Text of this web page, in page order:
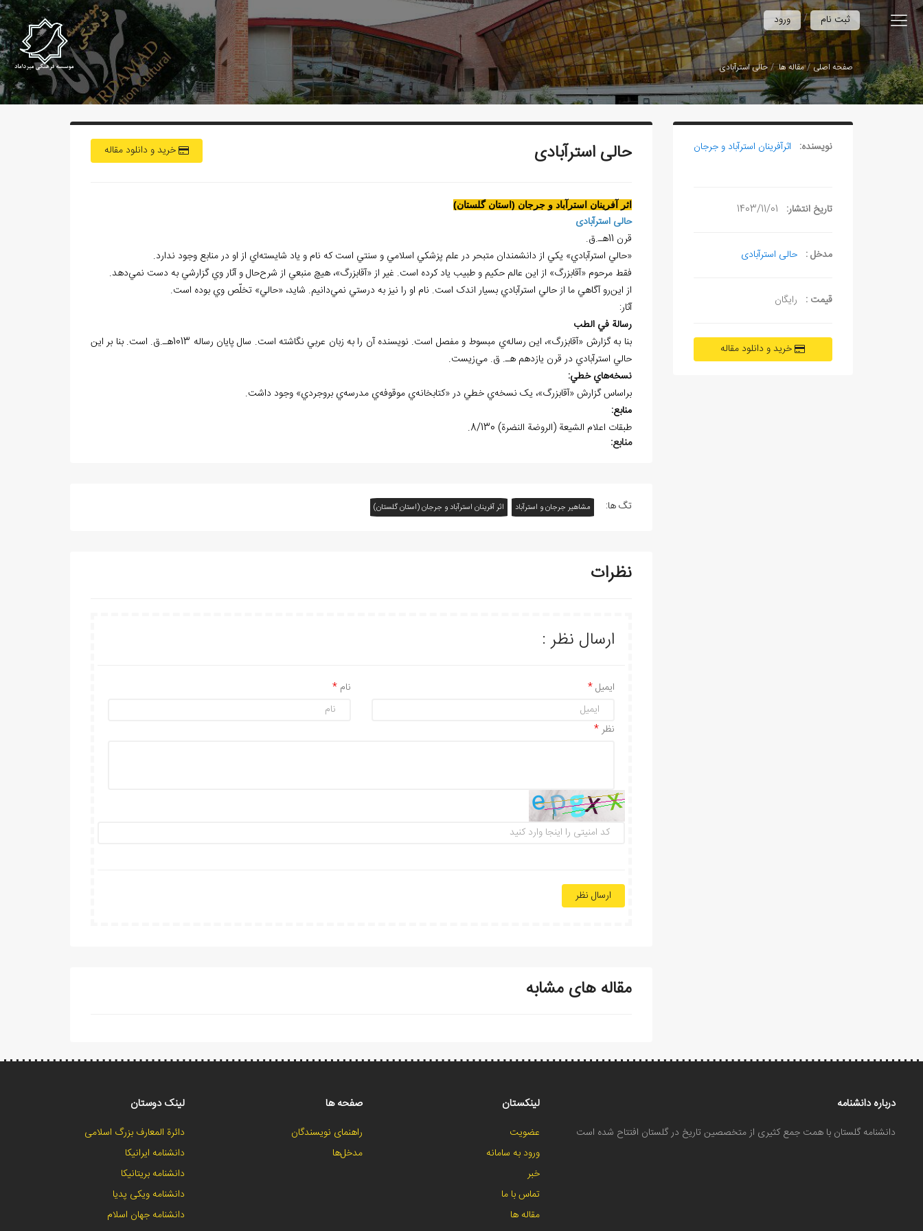
ورود / ثبت نام
صفحه اصلی مقاله ها حالی استرآبادی
نویسنده: اثرآفرينان استرآباد و جرجان
تاریخ انتشار: 1403/11/01
مدخل : حالی استرآبادی
قیمت : رایگان
خرید و دانلود مقاله
خرید و دانلود مقاله حالی استرآبادی
اثر آفرينان استرآباد و جرجان (استان گلستان)
حالی استرآبادی
قرن 11هـ.ق.
«حالي استرآبادي» يکي از دانشمندان متبحر در علم پزشکي اسلامي و سنتي است که نام و ياد شايسته‌اي از او در منابع وجود ندارد.
فقط مرحوم «آقابزرگ» از اين عالم حکيم و طبيب ياد کرده است. غير از «آقابزرگ»، هيچ منبعي از شرح‌حال و آثار وي گزارشي به دست نمي‌دهد.
از اين‌رو آگاهي ما از حالي استرآبادي بسيار اندک است. نام او را نيز به درستي نمي‌دانيم. شايد، «حالي» تخلّص وي بوده است.
آثار:
رسالة في الطب
بنا به گزارش «آقابزرگ»، اين رساله‌ي مبسوط و مفصل است. نويسنده آن را به زبان عربي نگاشته است. سال پايان رساله 1013هـ.ق. است. بنا بر اين
حالي استرآبادي در قرن يازدهم هـ. ق. مي‌زيست.
نسخههاي خطي:
براساس گزارش «آقابزرگ»، يک نسخه‌ي خطي در «کتابخانه‌ي موقوفه‌ي مدرسه‌ي بروجردي» وجود داشت.
منابع:
طبقات اعلام الشيعة (الروضة النضرة) 8/130.
منابع:
تگ ها: مشاهیر جرجان و استرآباد اثر آفرينان استرآباد و جرجان (استان گلستان)
نظرات
ارسال نظر :
نام ایمیل
نظر
ارسال نظر
مقاله های مشابه
درباره دانشنامه
دانشنامه گلستان با همت جمع کثیری از متخصصین تاریخ در گلستان افتتاح شده است
لینکستان
عضویت
ورود به سامانه
خبر
تماس با ما
مقاله ها
صفحه ها
راهنمای نویسندگان
مدخل‌ها
لینک دوستان
دائرة المعارف بزرگ اسلامی
دانشنامه ایرانیکا
دانشنامه بریتانیکا
دانشنامه ویکی پدیا
دانشنامه جهان اسلام